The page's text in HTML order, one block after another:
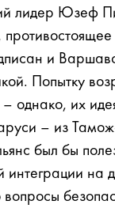
лидер Юзеф
и
Попытку
однако, их
– из
был бы
интеграции